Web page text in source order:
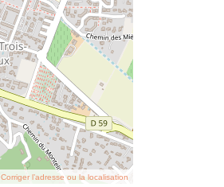
Corriger l’adresse ou la localisation